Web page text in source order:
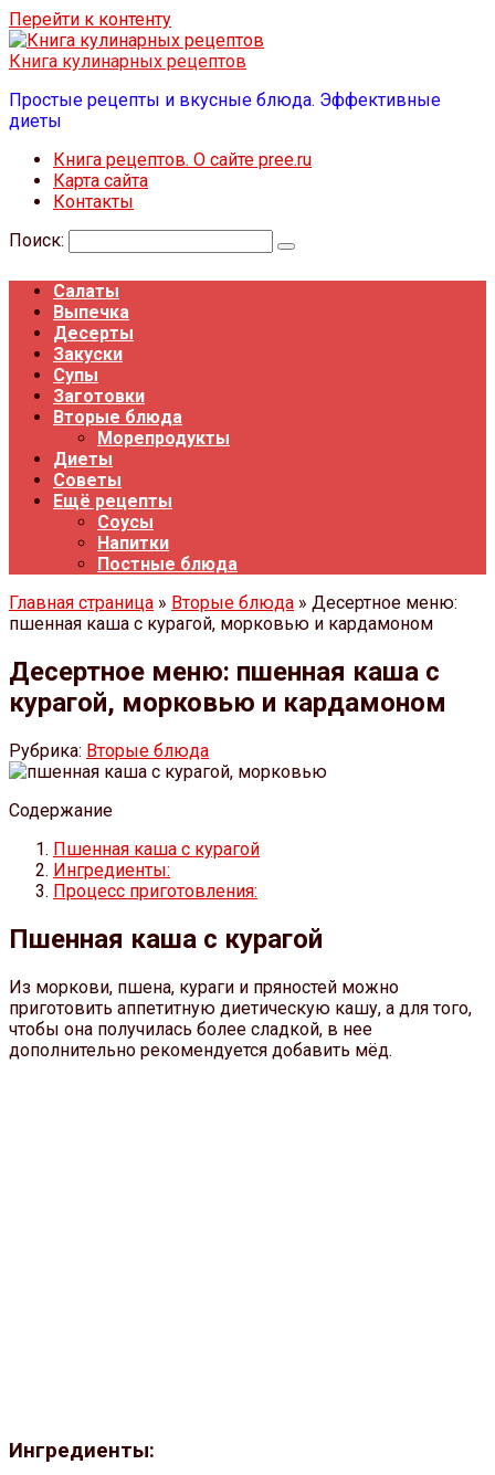
Перейти к контенту
Книга кулинарных рецептов
Простые рецепты и вкусные блюда. Эффективные
диеты
Книга рецептов. О сайте pree.ru
Карта сайта
Контакты
Поиск:
Салаты
Выпечка
Десерты
Закуски
Супы
Заготовки
Вторые блюда
Морепродукты
Диеты
Советы
Ещё рецепты
Соусы
Напитки
Постные блюда
Главная страница » Вторые блюда » Десертное меню:
пшенная каша с курагой, морковью и кардамоном
Десертное меню: пшенная каша с
курагой, морковью и кардамоном
Рубрика: Вторые блюда
Содержание
Пшенная каша с курагой
Ингредиенты:
Процесс приготовления:
Пшенная каша с курагой
Из моркови, пшена, кураги и пряностей можно
приготовить аппетитную диетическую кашу, а для того,
чтобы она получилась более сладкой, в нее
дополнительно рекомендуется добавить мёд.
Ингредиенты: